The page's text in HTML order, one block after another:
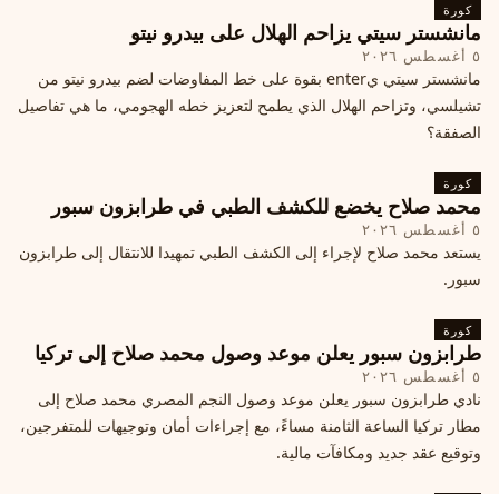
كورة
مانشستر سيتي يزاحم الهلال على بيدرو نيتو
٥ أغسطس ٢٠٢٦
مانشستر سيتي يenter بقوة على خط المفاوضات لضم بيدرو نيتو من
تشيلسي، وتزاحم الهلال الذي يطمح لتعزيز خطه الهجومي، ما هي تفاصيل
الصفقة؟
كورة
محمد صلاح يخضع للكشف الطبي في طرابزون سبور
٥ أغسطس ٢٠٢٦
يستعد محمد صلاح لإجراء إلى الكشف الطبي تمهيدا للانتقال إلى طرابزون
سبور.
كورة
طرابزون سبور يعلن موعد وصول محمد صلاح إلى تركيا
٥ أغسطس ٢٠٢٦
نادي طرابزون سبور يعلن موعد وصول النجم المصري محمد صلاح إلى
مطار تركيا الساعة الثامنة مساءً، مع إجراءات أمان وتوجيهات للمتفرجين،
وتوقيع عقد جديد ومكافآت مالية.